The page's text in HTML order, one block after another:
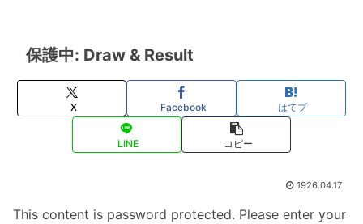
保護中: Draw & Result
X Facebook はてブ
LINE コピー
1926.04.17
This content is password protected. Please enter your